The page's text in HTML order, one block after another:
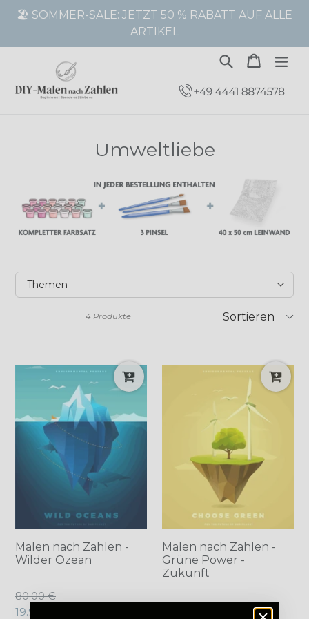
Direkt
zum
🏖️ SOMMER-SALE: JETZT 50 % RABATT AUF ALLE
ARTIKEL
Suchen
Umweltliebe
4 Produkte
Malen nach Zahlen -
Wilder Ozean
Normaler
Preis
80.00 €
19.95 €
Malen nach Zahlen -
Grüne Power -
Zukunft